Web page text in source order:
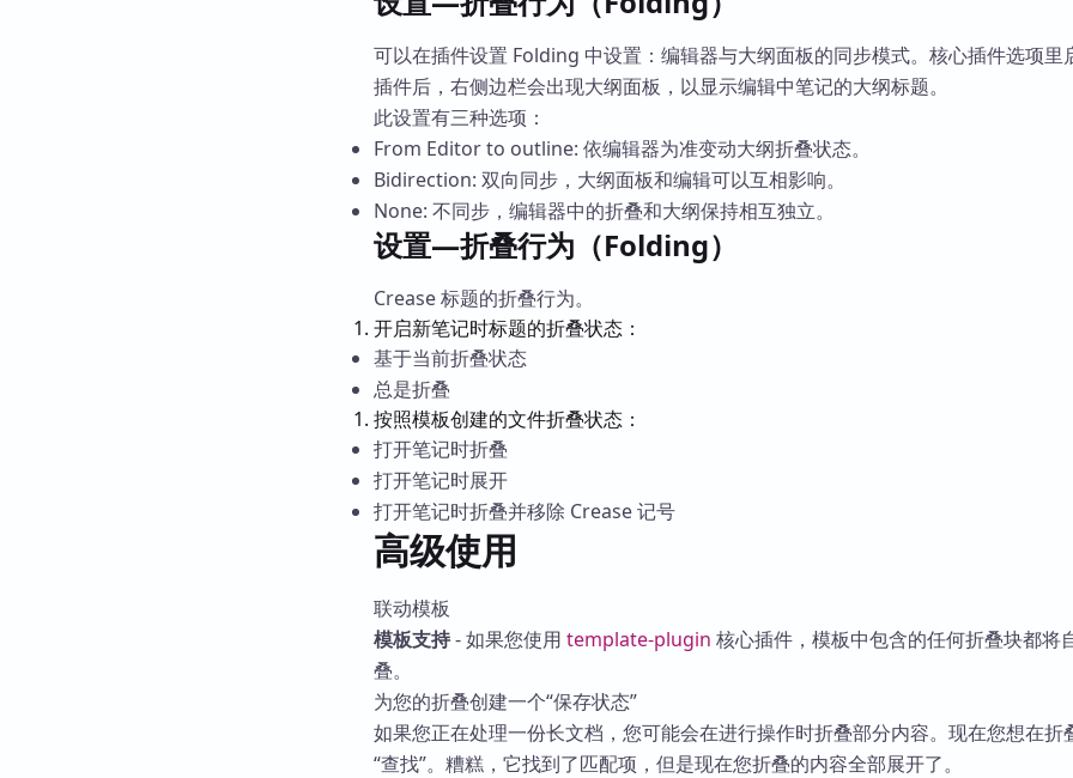
可以在插件设置 Folding 中设置：编辑器与大纲面板的同步模式。核心插件选项里
插件后，右侧边栏会出现大纲面板，以显示编辑中笔记的大纲标题。
此设置有三种选项：
From Editor to outline: 依编辑器为准变动大纲折叠状态。
Bidirection: 双向同步，大纲面板和编辑可以互相影响。
None: 不同步，编辑器中的折叠和大纲保持相互独立。
设置—折叠行为（Folding）
Crease 标题的折叠行为。
开启新笔记时标题的折叠状态：
基于当前折叠状态
总是折叠
按照模板创建的文件折叠状态：
打开笔记时折叠
打开笔记时展开
打开笔记时折叠并移除 Crease 记号
高级使用
联动模板
模板支持- 如果您使用 template-plugin 核心插件，模板中包含的任何折叠块都将
叠。
为您的折叠创建一个“保存状态”
如果您正在处理一份长文档，您可能会在进行操作时折叠部分内容。现在您想在折
“查找”。糟糕，它找到了匹配项，但是现在您折叠的内容全部展开了。